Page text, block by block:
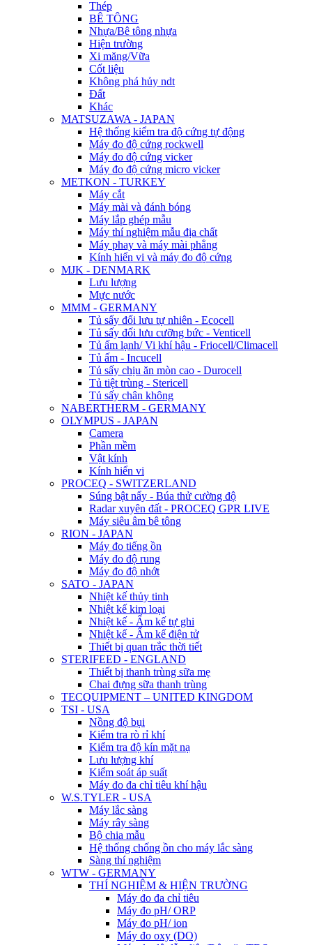
Thép
BÊ TÔNG
Nhựa/Bê tông nhựa
Hiện trường
Xi măng/Vữa
Cốt liệu
Không phá hủy ndt
Đất
Khác
MATSUZAWA - JAPAN
Hệ thống kiểm tra độ cứng tự động
Máy đo độ cứng rockwell
Máy đo độ cứng vicker
Máy đo độ cứng micro vicker
METKON - TURKEY
Máy cắt
Máy mài và đánh bóng
Máy lắp ghép mẫu
Máy thí nghiệm mẫu địa chất
Máy phay và máy mài phẳng
Kính hiển vi và máy đo độ cứng
MJK - DENMARK
Lưu lượng
Mực nước
MMM - GERMANY
Tủ sấy đối lưu tự nhiên - Ecocell
Tủ sấy đối lưu cưỡng bức - Venticell
Tủ ấm lạnh/ Vi khí hậu - Friocell/Climacell
Tủ ấm - Incucell
Tủ sấy chịu ăn mòn cao - Durocell
Tủ tiệt trùng - Stericell
Tủ sấy chân không
NABERTHERM - GERMANY
OLYMPUS - JAPAN
Camera
Phần mềm
Vật kính
Kính hiển vi
PROCEQ - SWITZERLAND
Súng bật nẩy - Búa thử cường độ
Radar xuyên đất - PROCEQ GPR LIVE
Máy siêu âm bê tông
RION - JAPAN
Máy đo tiếng ồn
Máy đo độ rung
Máy đo độ nhớt
SATO - JAPAN
Nhiệt kế thủy tinh
Nhiệt kế kim loại
Nhiệt kế - Ẩm kế tự ghi
Nhiệt kế - Ẩm kế điện tử
Thiết bị quan trắc thời tiết
STERIFEED - ENGLAND
Thiết bị thanh trùng sữa mẹ
Chai đựng sữa thanh trùng
TECQUIPMENT – UNITED KINGDOM
TSI - USA
Nồng độ bụi
Kiểm tra rò rỉ khí
Kiểm tra độ kín mặt nạ
Lưu lượng khí
Kiểm soát áp suất
Máy đo đa chỉ tiêu khí hậu
W.S.TYLER - USA
Máy lắc sàng
Máy rây sàng
Bộ chia mẫu
Hệ thống chống ồn cho máy lắc sàng
Sàng thí nghiệm
WTW - GERMANY
THÍ NGHIỆM & HIỆN TRƯỜNG
Máy đo đa chỉ tiêu
Máy đo pH/ ORP
Máy đo pH/ ion
Máy đo oxy (DO)